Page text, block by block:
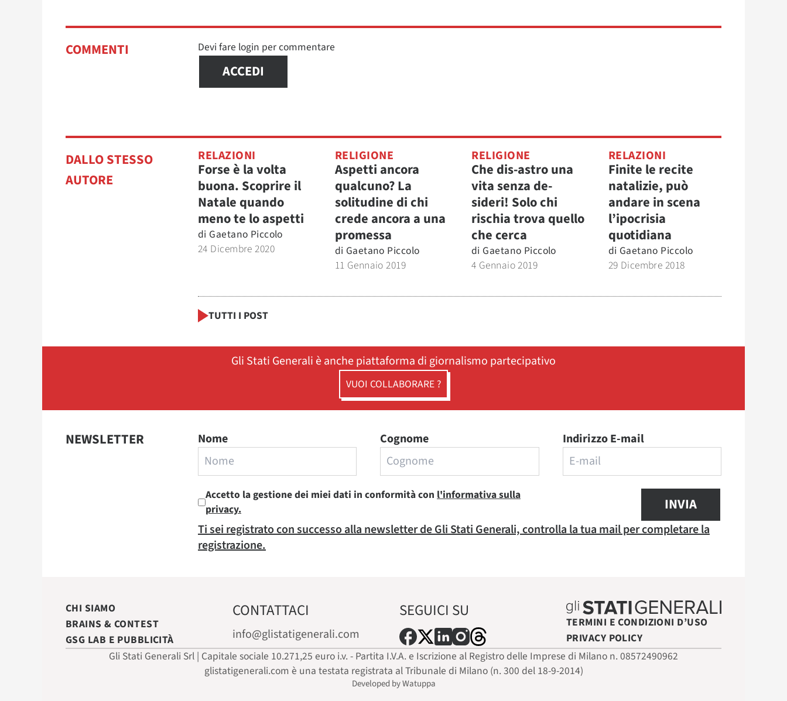
COMMENTI Devi fare login per commentare
ACCEDI
DALLO STESSO
AUTORE
RELAZIONI
Forse è la volta
buona. Scoprire il
Natale quando
meno te lo aspetti
di Gaetano Piccolo
24 Dicembre 2020
RELIGIONE
Aspetti ancora
qualcuno? La
solitudine di chi
crede ancora a una
promessa
di Gaetano Piccolo
11 Gennaio 2019
RELIGIONE
Che dis-astro una
vita senza de-
sideri! Solo chi
rischia trova quello
che cerca
di Gaetano Piccolo
4 Gennaio 2019
RELAZIONI
Finite le recite
natalizie, può
andare in scena
l’ipocrisia
quotidiana
di Gaetano Piccolo
29 Dicembre 2018
TUTTI I POST
Gli Stati Generali è anche piattaforma di giornalismo partecipativo
VUOI COLLABORARE ?
NEWSLETTER Nome Cognome Indirizzo E-mail
Accetto la gestione dei miei dati in conformità con l'informativa sulla
privacy.
INVIA
Ti sei registrato con successo alla newsletter de Gli Stati Generali, controlla la tua mail per completare la
registrazione.
CHI SIAMO
BRAINS & CONTEST
GSG LAB E PUBBLICITÀ
CONTATTACI
info@glistatigenerali.com
SEGUICI SU
TERMINI E CONDIZIONI D’USO
PRIVACY POLICY
Gli Stati Generali Srl | Capitale sociale 10.271,25 euro i.v. - Partita I.V.A. e Iscrizione al Registro delle Imprese di Milano n. 08572490962
glistatigenerali.com è una testata registrata al Tribunale di Milano (n. 300 del 18-9-2014)
Developed by Watuppa